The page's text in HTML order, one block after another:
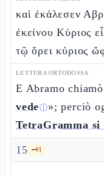
καὶ ἐκάλεσεν
ἐκείνου Κύριος
τῷ ὄρει κύριος
LETTURA ORTODOSSA
E Abramo
vedeⓘ»; perciò
TetraGramma si
15 🗝️1